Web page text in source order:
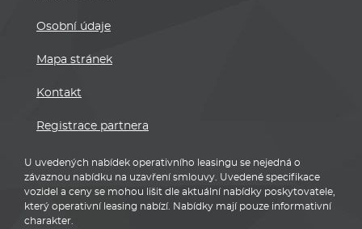
Osobní údaje
Mapa stránek
Kontakt
Registrace partnera
U uvedených nabídek operativního leasingu se nejedná o
závaznou nabídku na uzavření smlouvy. Uvedené specifikace
vozidel a ceny se mohou lišit dle aktuální nabídky poskytovatele,
který operativní leasing nabízí. Nabídky mají pouze informativní
charakter.